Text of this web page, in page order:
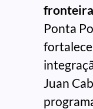
Ponta
Juan